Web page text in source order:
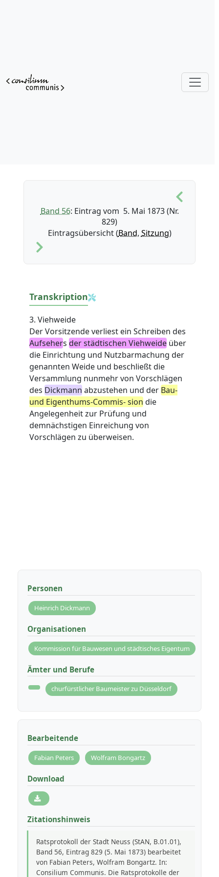
Band 56: Eintrag vom 5. Mai 1873 (Nr.
829)
Eintragsübersicht (Band, Sitzung)
Transkription
3. Viehweide
Der Vorsitzende verliest ein Schreiben des
Aufsehersder städtischen Viehweide über
die Einrichtung und Nutzbarmachung der
genannten Weide und beschließt die
Versammlung nunmehr von Vorschlägen
des Dickmann abzustehen und der Bau-
und Eigenthums-Commis- sion die
Angelegenheit zur Prüfung und
demnächstigen Einreichung von
Vorschlägen zu überweisen.
Personen
Heinrich Dickmann
Organisationen
Kommission für Bauwesen und städtisches Eigentum
Ämter und Berufe
churfürstlicher Baumeister zu Düsseldorf
Bearbeitende
Fabian Peters Wolfram Bongartz
Download
Zitationshinweis
Ratsprotokoll der Stadt Neuss (StAN, B.01.01),
Band 56, Eintrag 829 (5. Mai 1873) bearbeitet
von Fabian Peters, Wolfram Bongartz. In:
Consilium Communis. Die Ratsprotokolle der